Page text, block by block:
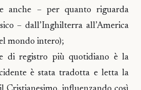
anche – per quanto riguarda
– dall’Inghilterra all’America
mondo intero);
di registro più quotidiano è la
è stata tradotta e letta la